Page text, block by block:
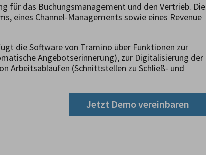
für das Buchungsmanagement und den Vertrieb. Die
eines Channel-Managements sowie eines Revenue
die Software von Tramino über Funktionen zur
Angebotserinnerung), zur Digitalisierung der
Arbeitsabläufen (Schnittstellen zu Schließ- und
Jetzt Demo vereinbaren